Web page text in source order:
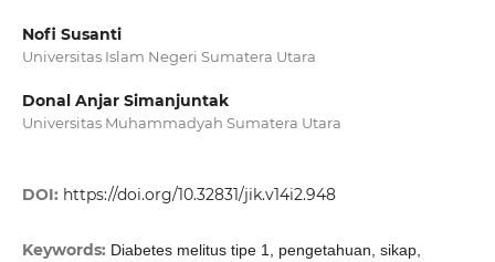
Nofi Susanti
Universitas Islam Negeri Sumatera Utara
Donal Anjar Simanjuntak
Universitas Muhammadyah Sumatera Utara
DOI: https://doi.org/10.32831/jik.v14i2.948
Keywords: Diabetes melitus tipe 1, pengetahuan, sikap,